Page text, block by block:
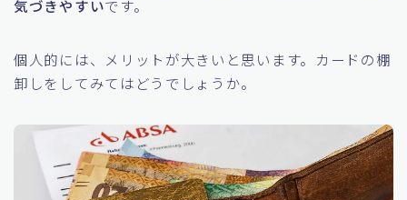
気づきやすいです。
個人的には、メリットが大きいと思います。カードの棚
卸しをしてみてはどうでしょうか。